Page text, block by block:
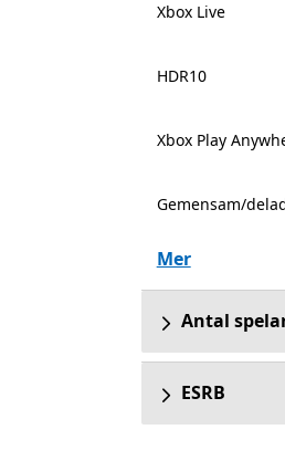
Xbox Live
HDR10
Xbox Play
Gemensam/
Mer
Antal
ESRB